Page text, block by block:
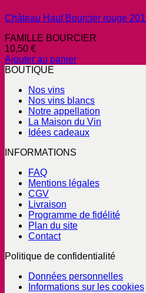
Château Haut Bourcier rouge
FAMILLE BOURCIER
10,50 €
Ajouter au panier
BOUTIQUE
Nos vins
Nos vins blancs
Notre appellation
La Maison du Vin
Idées cadeaux
INFORMATIONS
FAQ
Mentions légales
CGV
Livraison
Programme de fidélité
Plan du site
Contact
Politique de confidentialité
Données personnelles
Informations sur les cookies